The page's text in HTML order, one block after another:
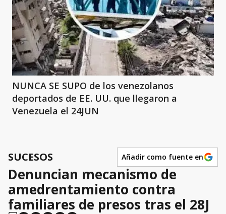
NUNCA SE SUPO de los venezolanos
deportados de EE. UU. que llegaron a
Venezuela el 24JUN
SUCESOS Añadir como fuente en
Denuncian mecanismo de
amedrentamiento contra
familiares de presos tras el 28J